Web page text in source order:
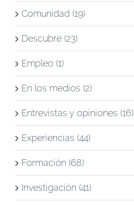
Comunidad (19)
Descubre (23)
Empleo (1)
En los medios (2)
Entrevistas y opiniones (16)
Experiencias (44)
Formación (68)
Investigación (41)